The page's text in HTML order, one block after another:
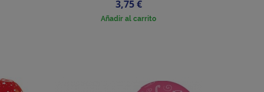
Precio
3,75 €
Añadir al carrito